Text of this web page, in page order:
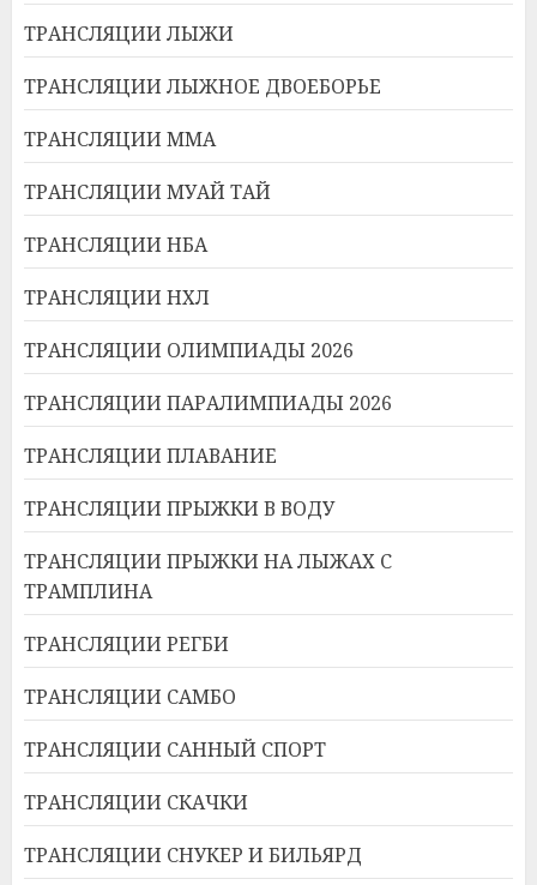
ТРАНСЛЯЦИИ ЛЫЖИ
ТРАНСЛЯЦИИ ЛЫЖНОЕ ДВОЕБОРЬЕ
ТРАНСЛЯЦИИ ММА
ТРАНСЛЯЦИИ МУАЙ ТАЙ
ТРАНСЛЯЦИИ НБА
ТРАНСЛЯЦИИ НХЛ
ТРАНСЛЯЦИИ ОЛИМПИАДЫ 2026
ТРАНСЛЯЦИИ ПАРАЛИМПИАДЫ 2026
ТРАНСЛЯЦИИ ПЛАВАНИЕ
ТРАНСЛЯЦИИ ПРЫЖКИ В ВОДУ
ТРАНСЛЯЦИИ ПРЫЖКИ НА ЛЫЖАХ С
ТРАМПЛИНА
ТРАНСЛЯЦИИ РЕГБИ
ТРАНСЛЯЦИИ САМБО
ТРАНСЛЯЦИИ САННЫЙ СПОРТ
ТРАНСЛЯЦИИ СКАЧКИ
ТРАНСЛЯЦИИ СНУКЕР И БИЛЬЯРД